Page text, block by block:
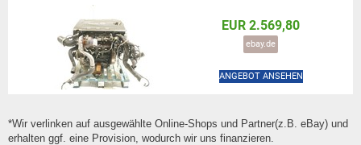
EUR 2.569,80
ebay.de
ANGEBOT ANSEHEN
*Wir verlinken auf ausgewählte Online-Shops und Partner(z.B. eBay) und
erhalten ggf. eine Provision, wodurch wir uns finanzieren.